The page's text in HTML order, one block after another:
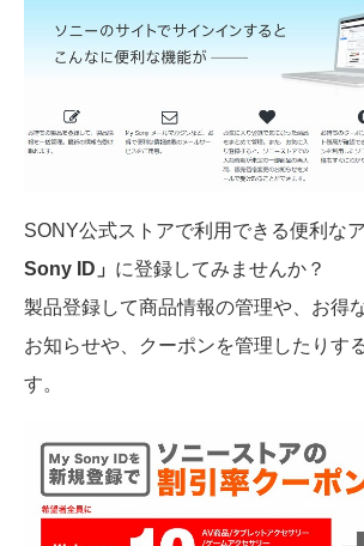
SONY公式ストアで利用できる便利な
Sony ID」 に登録してみませんか？
製品登録して商品情報の管理や、お得
お知らせや、クーポンを管理したりす
す。